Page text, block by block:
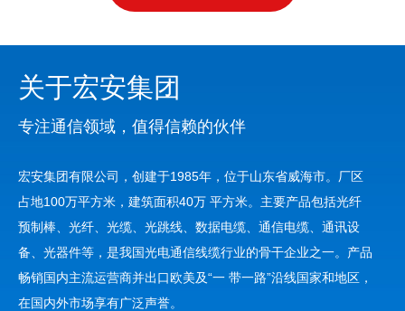
关于宏安集团
专注通信领域，值得信赖的伙伴
宏安集团有限公司，创建于1985年，位于山东省威海市。厂区
占地100万平方米，建筑面积40万 平方米。主要产品包括光纤
预制棒、光纤、光缆、光跳线、数据电缆、通信电缆、通讯设
备、光器件等，是我国光电通信线缆行业的骨干企业之一。产品
畅销国内主流运营商并出口欧美及“一 带一路”沿线国家和地区，
在国内外市场享有广泛声誉。